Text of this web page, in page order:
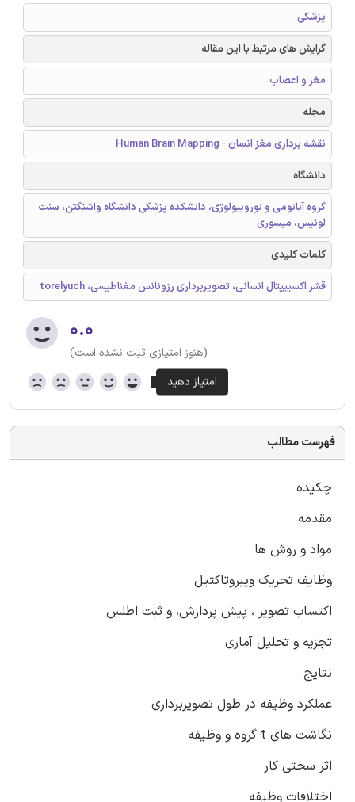
پزشکی
گرایش های مرتبط با این مقاله
مغز و اعصاب
مجله
نقشه برداری مغز انسان - Human Brain Mapping
دانشگاه
گروه آناتومی و نوروبیولوژی، دانشکده پزشکی دانشگاه واشنگتن، سنت
لوئیس، میسوری
کلمات کلیدی
قشر اکسیپیتال انسانی، تصویربرداری رزونانس مغناطیسی، torelyuch
۰.۰
(هنوز امتیازی ثبت نشده است)
فهرست مطالب
چکیده
مقدمه
مواد و روش ها
وظایف تحریک ویبروتاکتیل
اکتساب تصویر ، پیش پردازش، و ثبت اطلس
تجزیه و تحلیل آماری
نتایج
عملکرد وظیفه در طول تصویربرداری
نگاشت های t گروه و وظیفه
اثر سختی کار
اختلافات وظیفه